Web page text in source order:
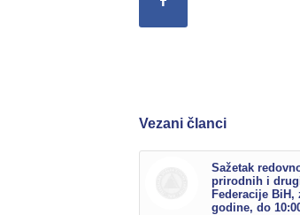
Vezani članci
Sažetak
prirodnih i
Federacije BiH,
godine, do